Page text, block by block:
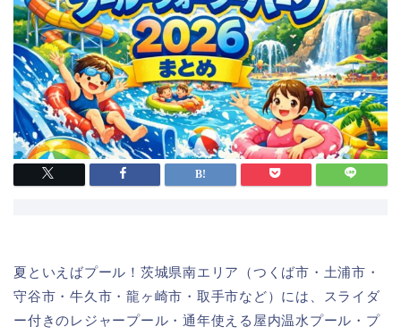
夏といえばプール！茨城県南エリア（つくば市・土浦市・
守谷市・牛久市・龍ヶ崎市・取手市など）には、スライダ
ー付きのレジャープール・通年使える屋内温水プール・プ